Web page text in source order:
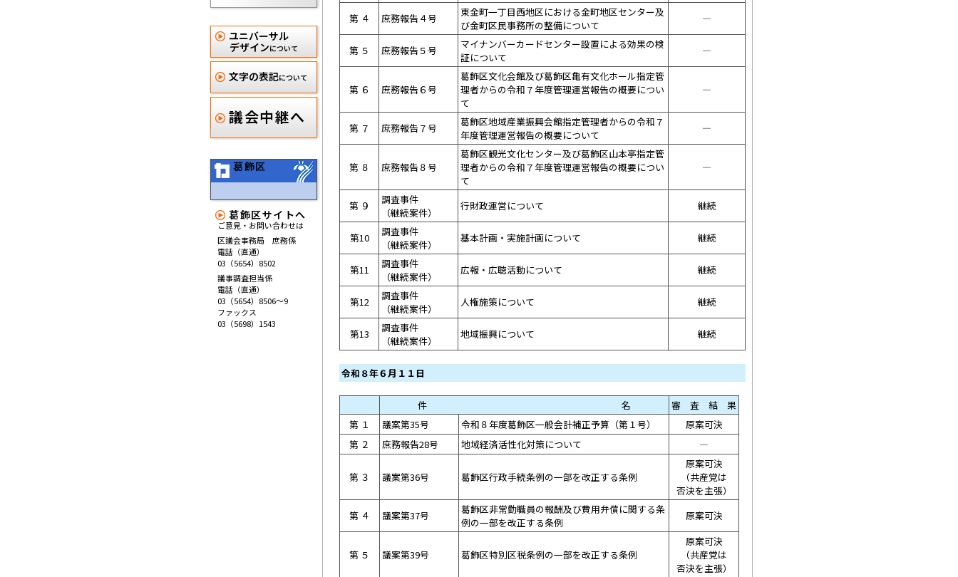
ユニバーサル
デザインについて
文字の表記について
議会中継へ
葛飾区
葛飾区サイトへ
ご意見・お問い合わせは
区議会事務局 庶務係
電話（直通）
03（5654）8502
議事調査担当係
電話（直通）
03（5654）8506～9
ファックス
03（5698）1543
第 ４
庶務報告４号
東金町一丁目西地区における金町地区センター及
び金町区民事務所の整備について
――――
第 ５ 庶務報告５号
マイナンバーカードセンター設置による効果の検
証について
――――
第 ６ 庶務報告６号
葛飾区文化会館及び葛飾区亀有文化ホール指定管
理者からの令和７年度管理運営報告の概要につい
て
――――
第 ７ 庶務報告７号
葛飾区地域産業振興会館指定管理者からの令和７
年度管理運営報告の概要について
――――
第 ８ 庶務報告８号
葛飾区観光文化センター及び葛飾区山本亭指定管
理者からの令和７年度管理運営報告の概要につい
て
――――
第 ９
調査事件
（継続案件）
行財政運営について 継続
第10
調査事件
（継続案件）
基本計画・実施計画について 継続
第11
調査事件
（継続案件）
広報・広聴活動について 継続
第12
調査事件
（継続案件）
人権施策について 継続
第13
調査事件
（継続案件）
地域振興について 継続
令和８年６月１１日
件 名
審 査 結 果
第 １
議案第35号 令和８年度葛飾区一般会計補正予算（第１号）
原案可決
第 ２
庶務報告28号 地域経済活性化対策について ――――
第 ３ 議案第36号 葛飾区行政手続条例の一部を改正する条例
原案可決
（共産党は
否決を主張）
第 ４
議案第37号
葛飾区非常勤職員の報酬及び費用弁償に関する条
例の一部を改正する条例
原案可決
第 ５ 議案第39号 葛飾区特別区税条例の一部を改正する条例
原案可決
（共産党は
否決を主張）